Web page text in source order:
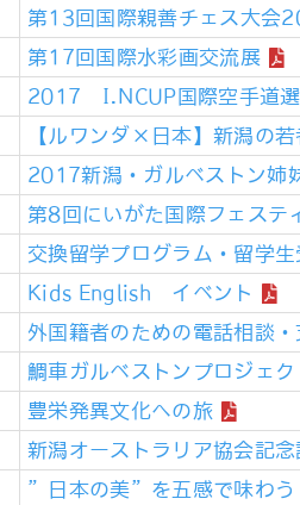
第13回国際親善チェス大会
第17回国際水彩画交流展
2017 I.NCUP国際空手道選
【ルワンダ×日本】新潟の
2017新潟・ガルベストン姉
第8回にいがた国際フェステ
交換留学プログラム・留学
Kids English イベント
外国籍者のための電話相談・
鯛車ガルベストンプロジェク
豊栄発異文化への旅
新潟オーストラリア協会記
”日本の美”を五感で味わ